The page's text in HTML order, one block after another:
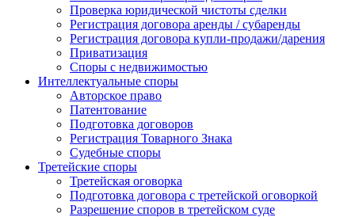
Проверка юридической чистоты сделки
Регистрация договора аренды / субаренды
Регистрация договора купли-продажи/дарения
Приватизация
Cпоры с недвижимостью
Интеллектуальные споры
Авторское право
Патентование
Подготовка договоров
Регистрация Товарного Знака
Судебные споры
Третейские споры
Третейская оговорка
Подготовка договора с третейской оговоркой
Разрешение споров в третейском суде